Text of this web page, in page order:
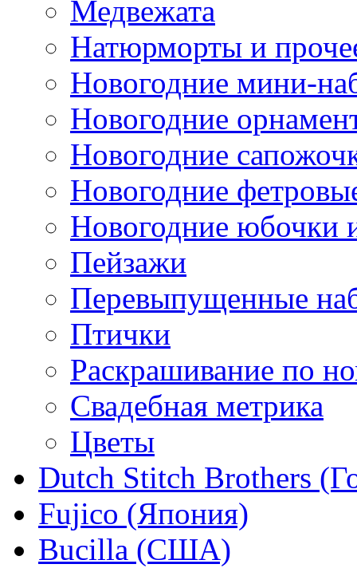
Медвежата
Натюрморты и
Новогодние мини-
Новогодние
Новогодние
Новогодние
Новогодние юбочки
Пейзажи
Перевыпущенные
Птички
Раскрашивание по
Свадебная метрика
Цветы
Dutch Stitch Brothers
Fujico (Япония)
Bucilla (США)